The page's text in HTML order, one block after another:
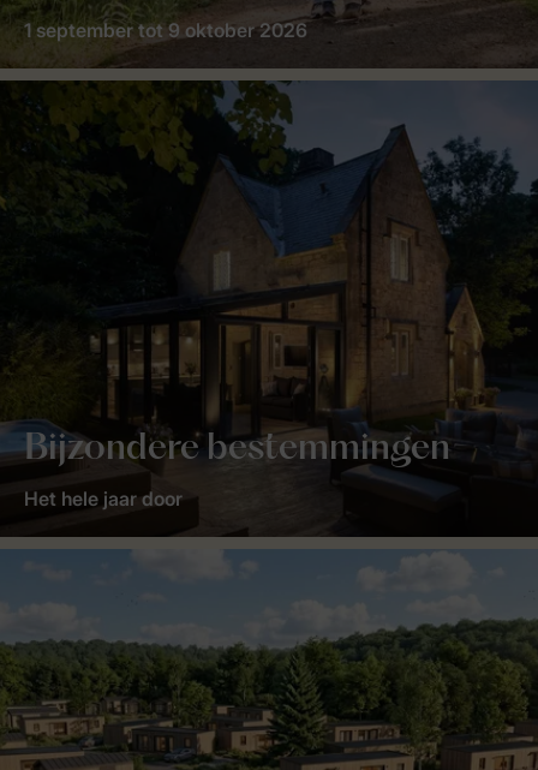
1 september tot 9 oktober 2026
Bijzondere bestemmingen
Het hele jaar door